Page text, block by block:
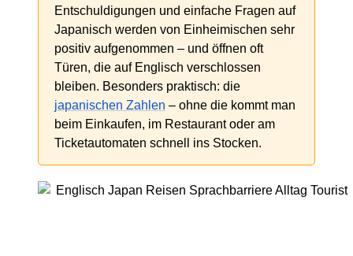
Entschuldigungen und einfache Fragen auf
Japanisch werden von Einheimischen sehr
positiv aufgenommen – und öffnen oft
Türen, die auf Englisch verschlossen
bleiben. Besonders praktisch: die
japanischen Zahlen – ohne die kommt man
beim Einkaufen, im Restaurant oder am
Ticketautomaten schnell ins Stocken.